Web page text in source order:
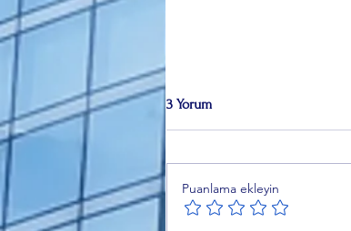
3 Yorum
Puanlama ekleyin